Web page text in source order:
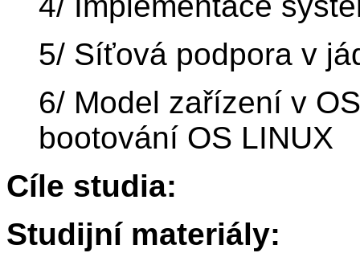
5/ Síťová podpora v
6/ Model zařízení v
bootování OS LINUX
Cíle studia:
Studijní materiály: